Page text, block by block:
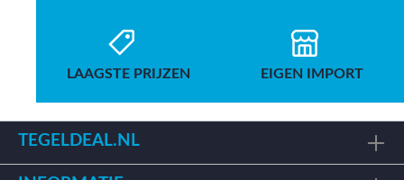
LAAGSTE PRIJZEN EIGEN IMPORT
TEGELDEAL.NL